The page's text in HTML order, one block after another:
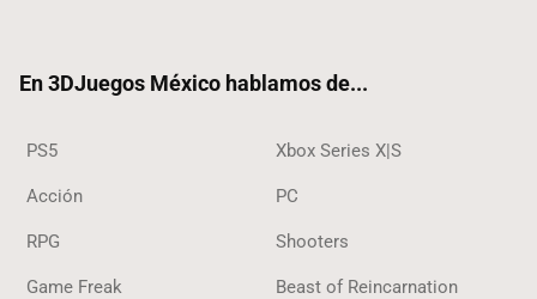
En 3DJuegos México hablamos de...
PS5 Xbox Series X|S
Acción PC
RPG Shooters
Game Freak Beast of Reincarnation